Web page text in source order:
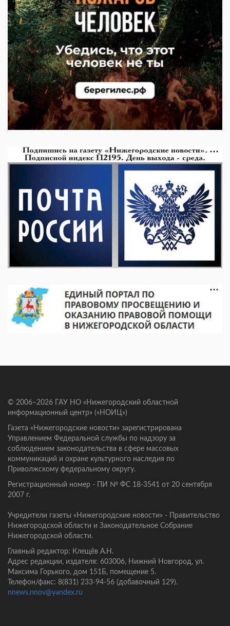
© 2006–2026 ГАУ НО «Нижегородский областной
информационный центр» («НОИЦ»)
Газета «Нижегородские новости» зарегистрирована
Управлением Федеральной службы по надзору за
соблюдением законодательства в сфере массовых
коммуникаций и охране культурного наследия по
Приволжскому федеральному округу.
Регистрационный номер - ПИ № ФС 18-3541 от 20 сентября
2007 г.
Учредители газеты «Нижегородские новости» - Правительство
Нижегородской области и Законодательное Собрание
Нижегородской области.
Главный редактор: Клещёв А.Н.
Адрес редакции, издателя: 603006, Нижний Новгород, ул.
Максима Горького, дом 151Б, помещение 5.
Телефон/факс: 8(831) 233-94-56 (добавочный 129).
nnews.nnov@yandex.ru